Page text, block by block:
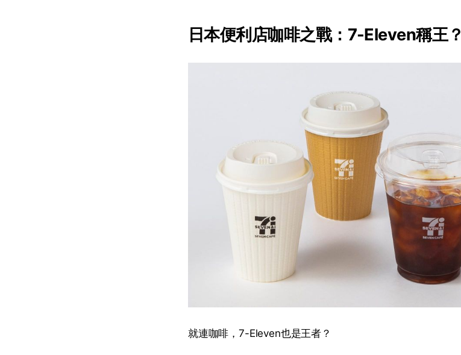
日本便利店咖啡之戰：7-Eleven稱王？
就連咖啡，7-Eleven也是王者？